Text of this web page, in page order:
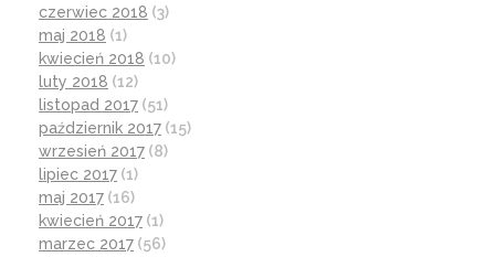
czerwiec 2018 (3)
maj 2018 (1)
kwiecień 2018 (10)
luty 2018 (12)
listopad 2017 (51)
październik 2017 (15)
wrzesień 2017 (8)
lipiec 2017 (1)
maj 2017 (16)
kwiecień 2017 (1)
marzec 2017 (56)